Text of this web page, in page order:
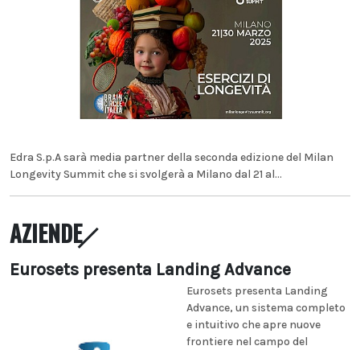
Edra S.p.A sarà media partner della seconda edizione del Milan
Longevity Summit che si svolgerà a Milano dal 21 al...
AZIENDE
Eurosets presenta Landing Advance
Eurosets presenta Landing
Advance, un sistema completo
e intuitivo che apre nuove
frontiere nel campo del